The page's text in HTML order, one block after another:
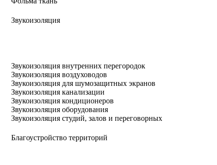
Звукоизоляция
Звукоизоляция внутренних перегородок
Звукоизоляция воздуховодов
Звукоизоляция для шумозащитных экранов
Звукоизоляция канализации
Звукоизоляция кондиционеров
Звукоизоляция оборудования
Звукоизоляция студий, залов и переговорных
Благоустройство территорий